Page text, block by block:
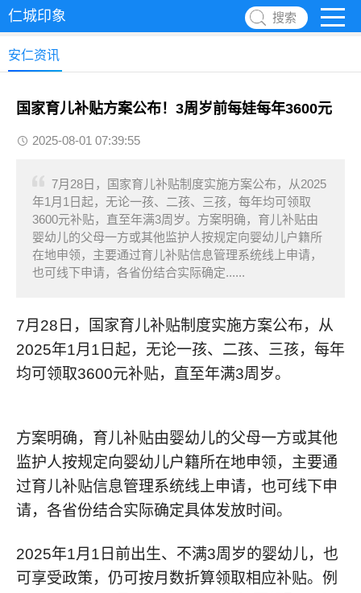
仁城印象 搜索
安仁资讯
国家育儿补贴方案公布！3周岁前每娃每年3600元
2025-08-01 07:39:55
7月28日，国家育儿补贴制度实施方案公布，从2025
年1月1日起，无论一孩、二孩、三孩，每年均可领取
3600元补贴，直至年满3周岁。方案明确，育儿补贴由
婴幼儿的父母一方或其他监护人按规定向婴幼儿户籍所
在地申领，主要通过育儿补贴信息管理系统线上申请，
也可线下申请，各省份结合实际确定......
7月28日，国家育儿补贴制度实施方案公布，从
2025年1月1日起，无论一孩、二孩、三孩，每年
均可领取3600元补贴，直至年满3周岁。
方案明确，育儿补贴由婴幼儿的父母一方或其他
监护人按规定向婴幼儿户籍所在地申领，主要通
过育儿补贴信息管理系统线上申请，也可线下申
请，各省份结合实际确定具体发放时间。
2025年1月1日前出生、不满3周岁的婴幼儿，也
可享受政策，仍可按月数折算领取相应补贴。例